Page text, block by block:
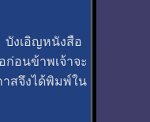
งเอิญหนังสือ
อนข้าพเจ้าจะ
สจึงได้พิมพ์ใน